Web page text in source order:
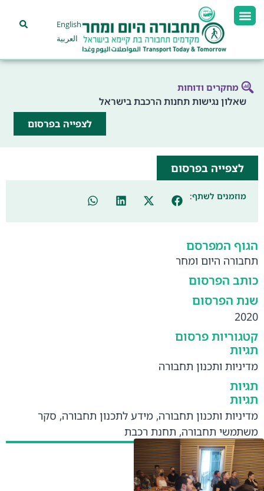
English
العربية
מחקרים ודוחות
שאלון נגישות תחנות הרכבת בישראל
לצפייה בפרסום
לצפייה בפרסום
מוזמנים לשתף:
הגוף המפרסם
תחבורה היום ומחר
כותב הפרסום
שנת הפרסום
2020
קטגוריות פרסום
תגיות
מדיניות ותכנון תחבורה
תגיות
תגיות
מדיניות ותכנון תחבורה, מידע לתכנון תחבורה, סקר
משתמשי תחבורה, תחנת רכבת